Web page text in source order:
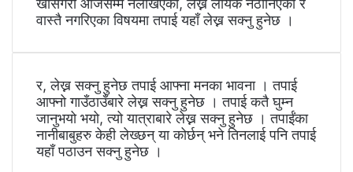
खासगरी आजसम्म नलेखिएका, लेख्न लायक नठानिएका र
वास्तै नगरिएका विषयमा तपाई यहाँ लेख्न सक्नु हुनेछ ।
र, लेख्न सक्नु हुनेछ तपाई आफ्ना मनका भावना । तपाई
आफ्नो गाउँठाउँबारे लेख्न सक्नु हुनेछ । तपाई कतै घुम्न
जानुभयो भयो, त्यो यात्राबारे लेख्न सक्नु हुनेछ । तपाईंका
नानीबाबुहरु केही लेख्छन् या कोर्छन् भने तिनलाई पनि तपाई
यहाँ पठाउन सक्नु हुनेछ ।